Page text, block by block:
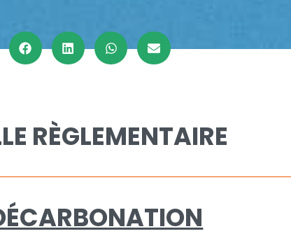
RÈGLEMENTAIRE